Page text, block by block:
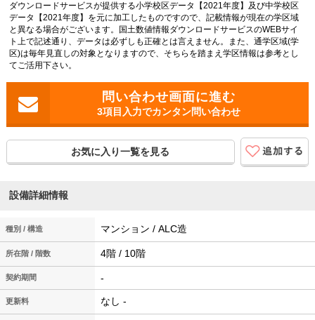
ダウンロードサービスが提供する小学校区データ【2021年度】及び中学校区
データ【2021年度】を元に加工したものですので、記載情報が現在の学区域
と異なる場合がございます。国土数値情報ダウンロードサービスのWEBサイ
ト上で記述通り、データは必ずしも正確とは言えません。また、通学区域(学
区)は毎年見直しの対象となりますので、そちらを踏まえ学区情報は参考とし
てご活用下さい。
3項目入力でカンタン問い合わせ
お気に入り一覧を見る
設備詳細情報
種別 / 構造 マンション / ALC造
所在階 / 階数 4階 / 10階
契約期間 -
更新料 なし -